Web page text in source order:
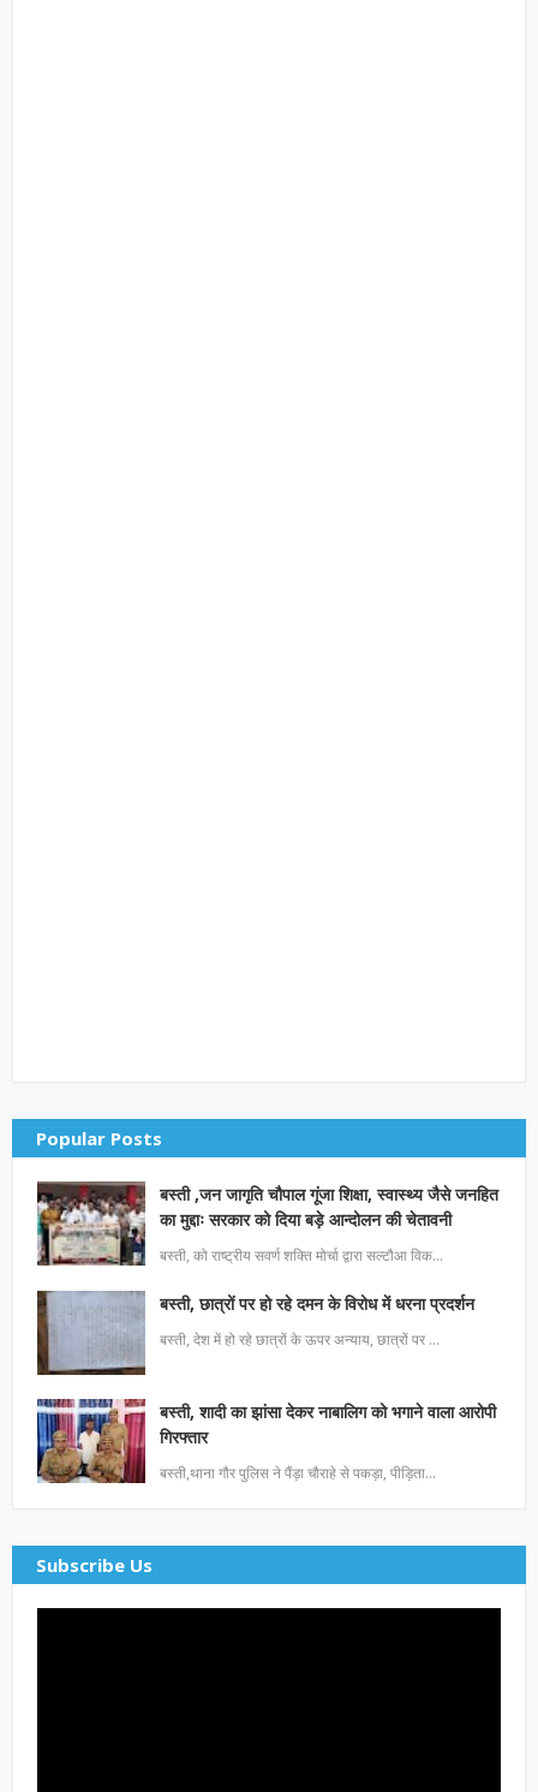
Popular Posts
बस्ती ,जन जागृति चौपाल गूंजा शिक्षा, स्वास्थ्य जैसे जनहित
का मुद्दाः सरकार को दिया बड़े आन्दोलन की चेतावनी
बस्ती, को राष्ट्रीय सवर्ण शक्ति मोर्चा द्वारा सल्टौआ विक…
बस्ती, छात्रों पर हो रहे दमन के विरोध में धरना प्रदर्शन
बस्ती, देश में हो रहे छात्रों के ऊपर अन्याय, छात्रों पर …
बस्ती, शादी का झांसा देकर नाबालिग को भगाने वाला आरोपी
गिरफ्तार
बस्ती,थाना गौर पुलिस ने पैंड़ा चौराहे से पकड़ा, पीड़िता…
Subscribe Us